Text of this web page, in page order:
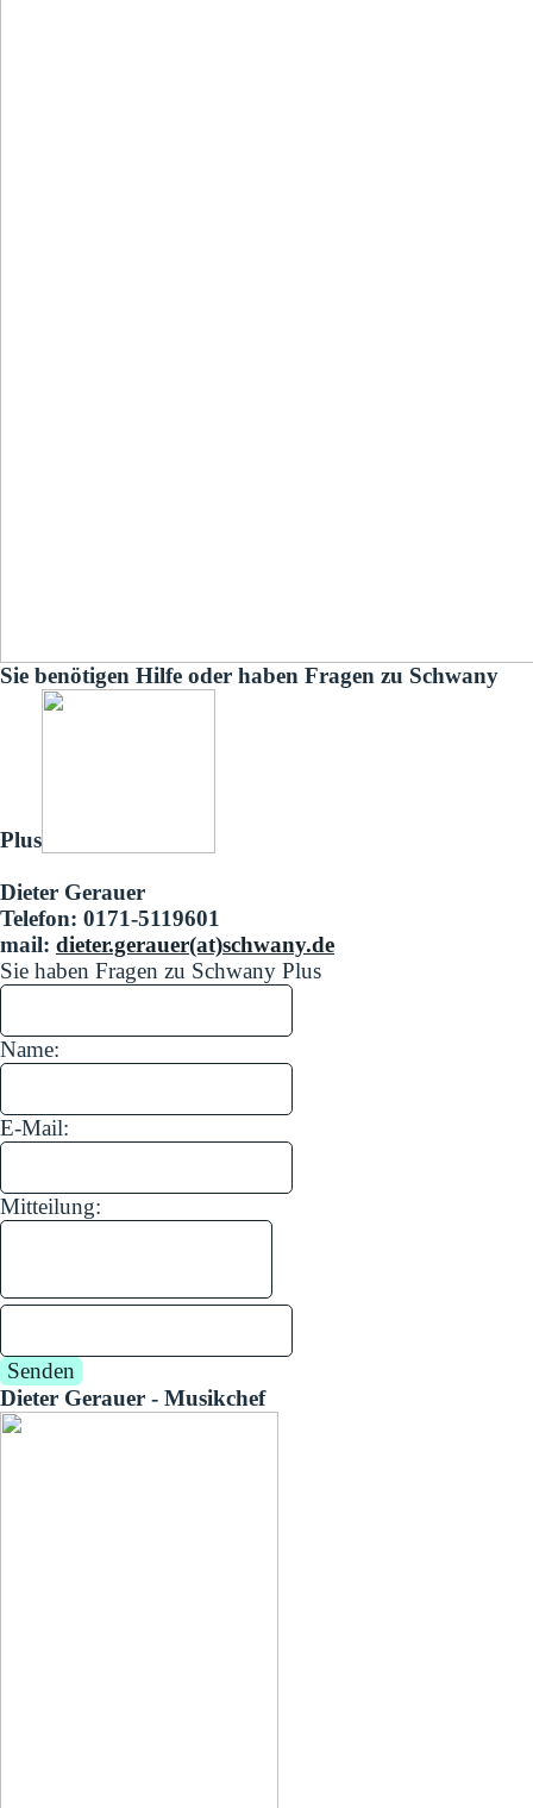
Sie benötigen Hilfe oder haben Fragen zu Schwany
Plus
Dieter Gerauer
Telefon: 0171-5119601
mail: dieter.gerauer(at)schwany.de
Sie haben Fragen zu Schwany Plus
Name:
E-Mail:
Mitteilung:
Dieter Gerauer - Musikchef